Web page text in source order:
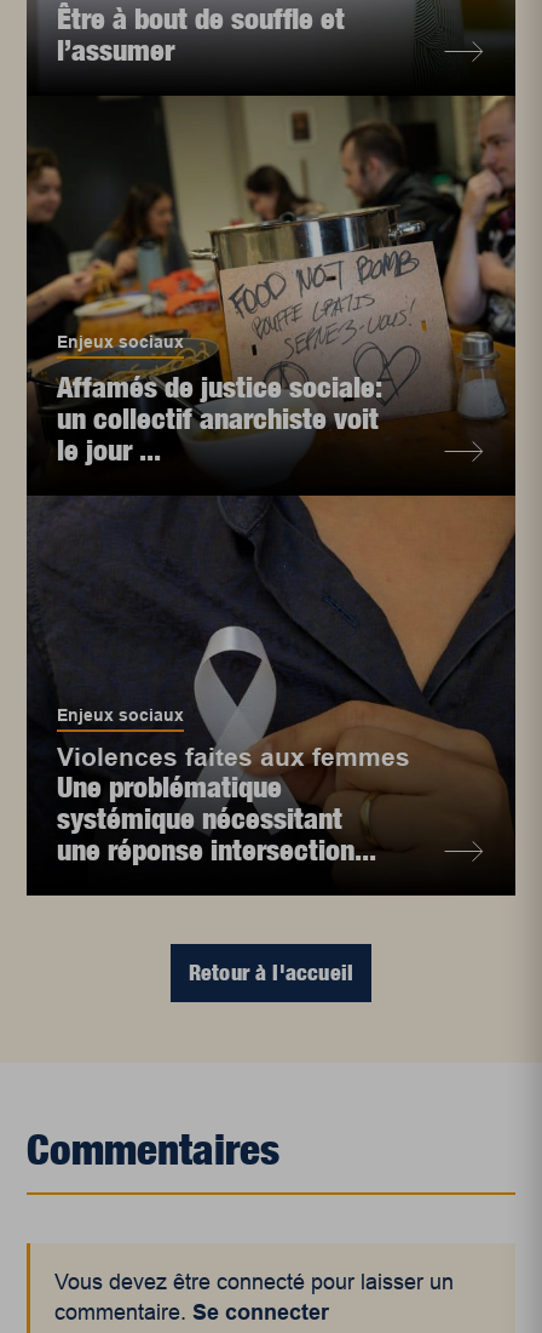
Être à bout de souffle et
l’assumer
Enjeux sociaux
Affamés de justice sociale:
un collectif anarchiste voit
le jour ...
Enjeux sociaux
Violences faites aux femmes
Une problématique
systémique nécessitant
une réponse intersection...
Retour à l'accueil
Commentaires
Vous devez être connecté pour laisser un
commentaire.Se connecter